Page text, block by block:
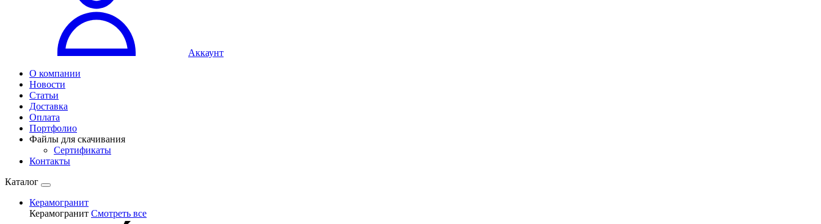
Аккаунт
О компании
Новости
Статьи
Доставка
Оплата
Портфолио
Файлы для скачивания
Сертификаты
Контакты
Каталог
Керамогранит
Керамогранит Смотреть все